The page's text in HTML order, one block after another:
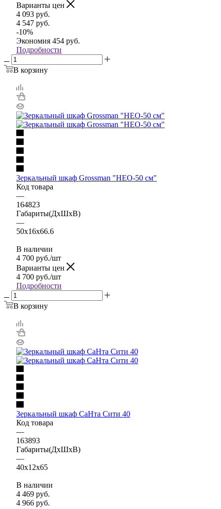
Варианты цен
4 093 руб.
4 547 руб.
-10%
Экономия 454 руб.
Подробности
В корзину
Зеркальный шкаф Grossman "НЕО-50 см"
Код товара
—
164823
Габариты(ДхШхВ)
—
50x16x66.6
В наличии
4 700 руб./шт
Варианты цен
4 700 руб./шт
Подробности
В корзину
Зеркальный шкаф СаНта Сити 40
Код товара
—
163893
Габариты(ДхШхВ)
—
40x12x65
В наличии
4 469 руб.
4 966 руб.